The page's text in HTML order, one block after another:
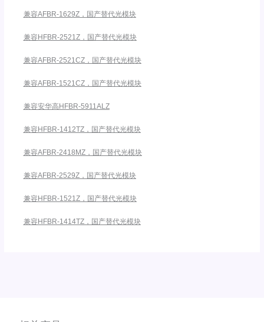
兼容AFBR-1629Z，国产替代光模块
兼容HFBR-2521Z，国产替代光模块
兼容AFBR-2521CZ，国产替代光模块
兼容AFBR-1521CZ，国产替代光模块
兼容安华高HFBR-5911ALZ
兼容HFBR-1412TZ，国产替代光模块
兼容AFBR-2418MZ，国产替代光模块
兼容AFBR-2529Z，国产替代光模块
兼容HFBR-1521Z，国产替代光模块
兼容HFBR-1414TZ，国产替代光模块